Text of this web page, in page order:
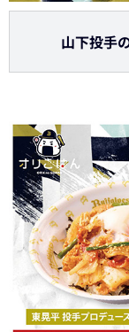
山下投手